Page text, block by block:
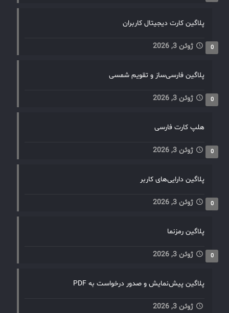
پلاگین کارت دیجیتال کاربران
ژوئن 3, 2026 0
پلاگین فارسی‌ساز و تقویم شمسی
ژوئن 3, 2026 0
هلپ کارت فارسی
ژوئن 3, 2026 0
پلاگین دارایی‌های کاربر
ژوئن 3, 2026 0
پلاگین رمزنما
ژوئن 3, 2026 0
پلاگین پیش‌نمایش و صدور درخواست به PDF
ژوئن 3, 2026